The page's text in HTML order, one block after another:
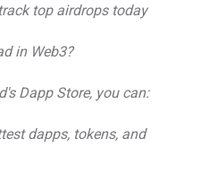
top airdrops today
in Web3?
Dapp Store, you can:
dapps, tokens, and